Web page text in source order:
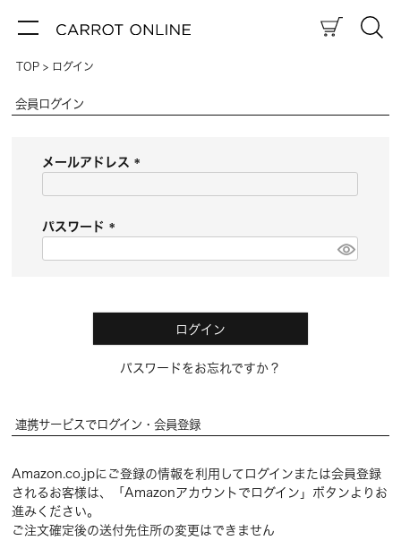
TOP ログイン
会員ログイン
メールアドレス
パスワード
ログイン
パスワードをお忘れですか？
連携サービスでログイン・会員登録
Amazon.co.jpにご登録の情報を利用してログインまたは会員登録
されるお客様は、「Amazonアカウントでログイン」ボタンよりお
進みください。
ご注文確定後の送付先住所の変更はできません